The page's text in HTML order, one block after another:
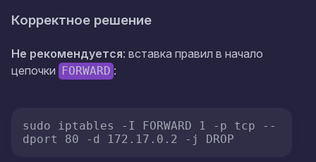
Корректное решение
Не рекомендуется: вставка правил в начало
цепочки
FORWARD :
sudo iptables -I FORWARD 1 -p tcp --
dport 80 -d 172.17.0.2 -j DROP